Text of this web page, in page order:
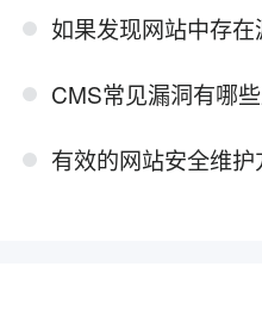
如果发现网站中存在漏洞，应
CMS常见漏洞有哪
有效的网站安全维护